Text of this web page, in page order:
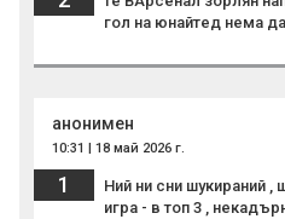
гол на юнайтед нема
анонимен
10:31 | 18 май 2026 г.
1
Ний ни сни шукираний ,
игра - в топ 3 ,